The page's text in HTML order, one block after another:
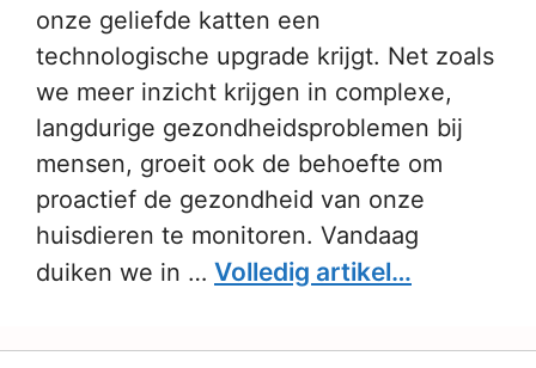
onze geliefde katten een
technologische upgrade krijgt. Net zoals
we meer inzicht krijgen in complexe,
langdurige gezondheidsproblemen bij
mensen, groeit ook de behoefte om
proactief de gezondheid van onze
huisdieren te monitoren. Vandaag
duiken we in … Volledig artikel…